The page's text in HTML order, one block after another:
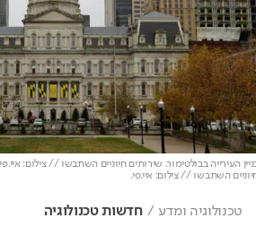
העירייה בבולטימור. שירותים חיוניים השתבשו // צילום: איי.פי.
השתבשו // צילום: איי.פי.
טכנולוגיה ומדע חדשות טכנולוגיה